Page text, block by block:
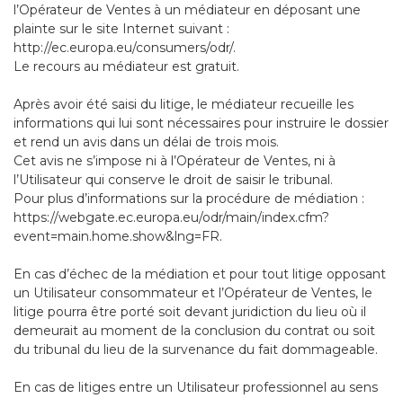
l’Opérateur de Ventes à un médiateur en déposant une
plainte sur le site Internet suivant :
http://ec.europa.eu/consumers/odr/.
Le recours au médiateur est gratuit.
Après avoir été saisi du litige, le médiateur recueille les
informations qui lui sont nécessaires pour instruire le dossier
et rend un avis dans un délai de trois mois.
Cet avis ne s’impose ni à l’Opérateur de Ventes, ni à
l’Utilisateur qui conserve le droit de saisir le tribunal.
Pour plus d’informations sur la procédure de médiation :
https://webgate.ec.europa.eu/odr/main/index.cfm?
event=main.home.show&lng=FR.
En cas d’échec de la médiation et pour tout litige opposant
un Utilisateur consommateur et l’Opérateur de Ventes, le
litige pourra être porté soit devant juridiction du lieu où il
demeurait au moment de la conclusion du contrat ou soit
du tribunal du lieu de la survenance du fait dommageable.
En cas de litiges entre un Utilisateur professionnel au sens